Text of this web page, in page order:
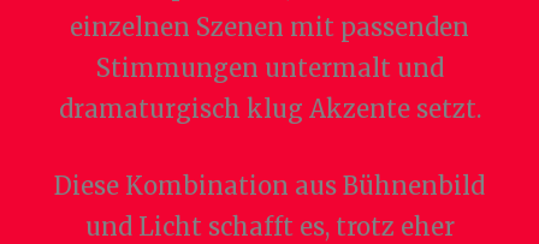
einzelnen Szenen mit passenden
Stimmungen untermalt und
dramaturgisch klug Akzente setzt.
Diese Kombination aus Bühnenbild
und Licht schafft es, trotz eher